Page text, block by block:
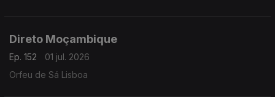
Direto Moçambique
Ep. 152
01 jul. 2026
Orfeu de Sá Lisboa